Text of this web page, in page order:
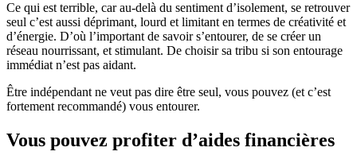
Ce qui est terrible, car au-delà du sentiment d’isolement, se retrouver
seul c’est aussi déprimant, lourd et limitant en termes de créativité et
d’énergie. D’où l’important de savoir s’entourer, de se créer un
réseau nourrissant, et stimulant. De choisir sa tribu si son entourage
immédiat n’est pas aidant.
Être indépendant ne veut pas dire être seul, vous pouvez (et c’est
fortement recommandé) vous entourer.
Vous pouvez profiter d’aides financières